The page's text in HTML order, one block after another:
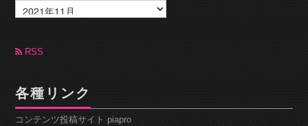
ー
カ
ブRSS
各種リンク
コンテンツ投稿サイト piapro